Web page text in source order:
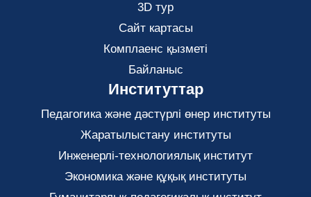
3D тур
Сайт картасы
Комплаенс қызметі
Байланыс
Институттар
Педагогика және дәстүрлі өнер институты
Жаратылыстану институты
Инженерлі-технологиялық институт
Экономика және құқық институты